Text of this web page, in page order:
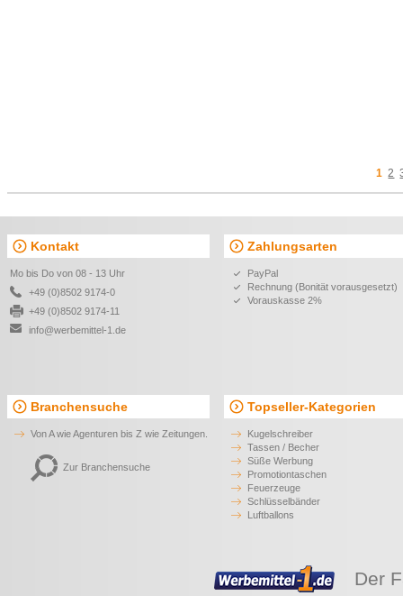
doppelter Wand (180 ml)
ab 4,96 €*
Retro Emaille Tasse 350